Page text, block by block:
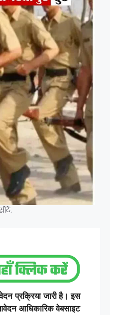
प्रक्रिया जारी है। इस
आधिकारिक वेबसाइट